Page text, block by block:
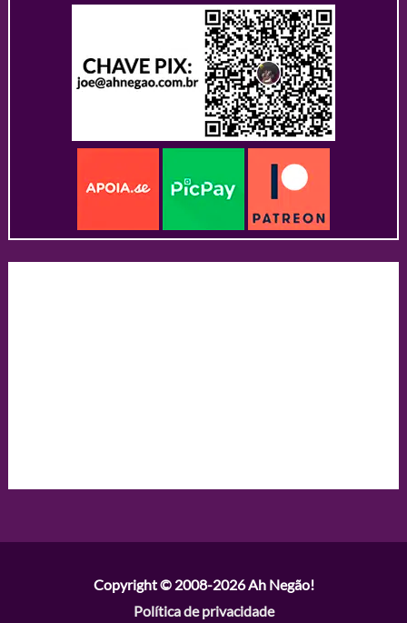
Copyright © 2008-2026Ah Negão!
Política de privacidade